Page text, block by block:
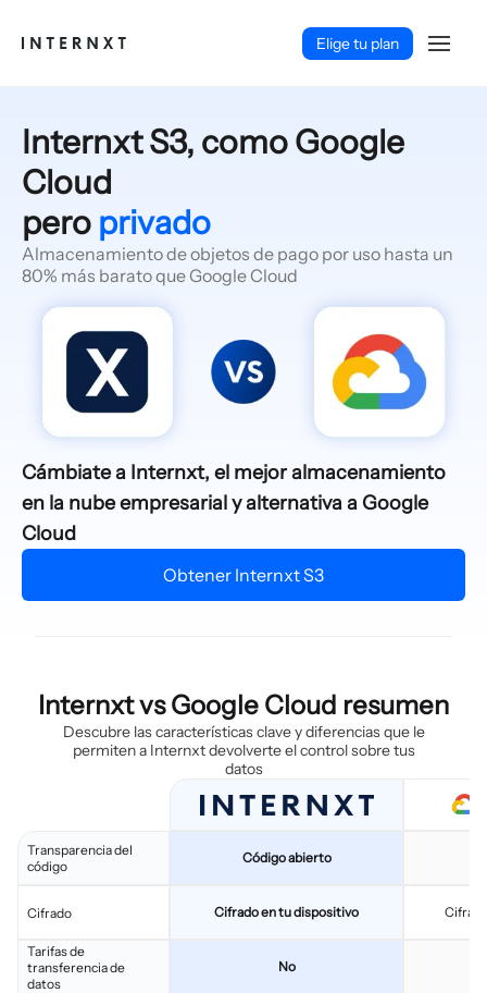
Elige tu plan
Español (ES)
Internxt S3, como Google
Cloud
pero privado
Almacenamiento de objetos de pago por uso hasta un
80% más barato que Google Cloud
Cámbiate a Internxt, el mejor almacenamiento
en la nube empresarial y alternativa a Google
Cloud
Obtener Internxt S3
Internxt vs Google Cloud resumen
Descubre las características clave y diferencias que le
permiten a Internxt devolverte el control sobre tus
datos
Transparencia del
código
Cifrado
Tarifas de
transferencia de
datos
Código abierto
Cifrado en tu dispositivo
No